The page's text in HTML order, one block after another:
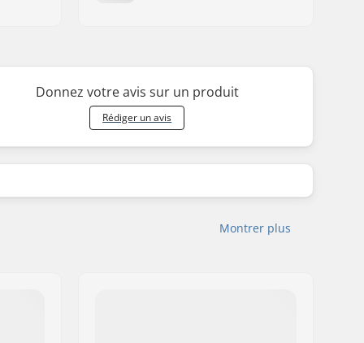
Donnez votre avis sur un produit
Rédiger un avis
Montrer plus